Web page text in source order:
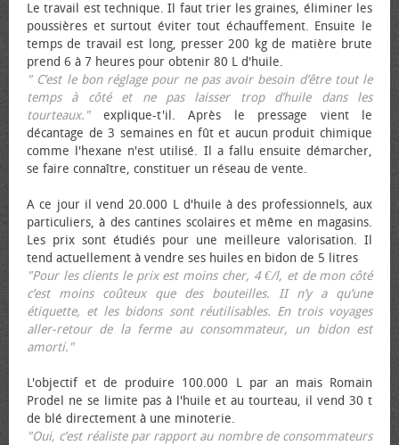
Le travail est technique. Il faut trier les graines, éliminer les
poussières et surtout éviter tout échauffement. Ensuite le
temps de travail est long, presser 200 kg de matière brute
prend 6 à 7 heures pour obtenir 80 L d'huile.
" C’est le bon réglage pour ne pas avoir besoin d’être tout le
temps à côté et ne pas laisser trop d’huile dans les
tourteaux."explique-t'il. Après le pressage vient le
décantage de 3 semaines en fût et aucun produit chimique
comme l'hexane n'est utilisé. Il a fallu ensuite démarcher,
se faire connaître, constituer un réseau de vente.
A ce jour il vend 20.000 L d'huile à des professionnels, aux
particuliers, à des cantines scolaires et même en magasins.
Les prix sont étudiés pour une meilleure valorisation. Il
tend actuellement à vendre ses huiles en bidon de 5 litres
"Pour les clients le prix est moins cher, 4 €/l, et de mon côté
c’est moins coûteux que des bouteilles. II n’y a qu’une
étiquette, et les bidons sont réutilisables. En trois voyages
aller-retour de la ferme au consommateur, un bidon est
amorti."
L'objectif et de produire 100.000 L par an mais Romain
Prodel ne se limite pas à l'huile et au tourteau, il vend 30 t
de blé directement à une minoterie.
"Oui, c’est réaliste par rapport au nombre de consommateurs